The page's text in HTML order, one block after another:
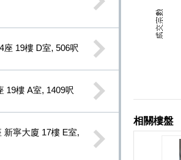
19樓 D室, 506呎
19樓 A室, 1409呎
新寧大廈 17樓 E室,